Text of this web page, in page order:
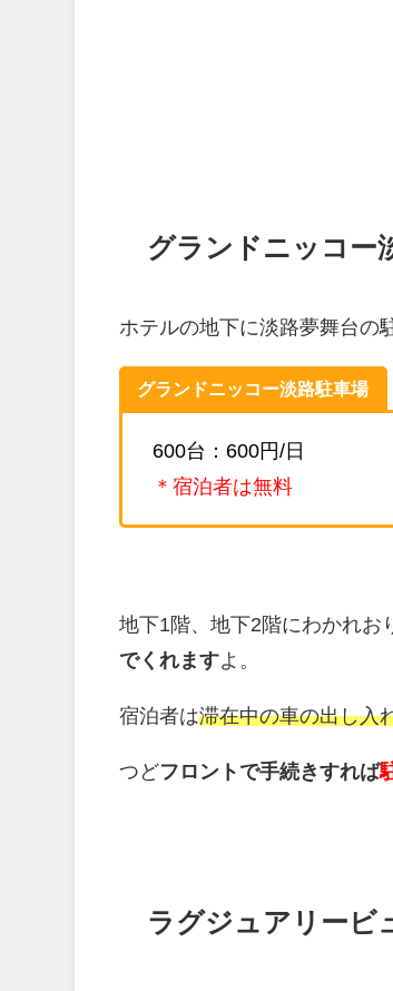
グランドニッコー
ホテルの地下に淡路夢舞台の
グランドニッコー淡路駐車場
600台：600円/日
＊宿泊者は無料
地下1階、地下2階にわかれお
でくれますよ。
宿泊者は滞在中の車の出し入
つどフロントで手続きすれば
ラグジュアリービ